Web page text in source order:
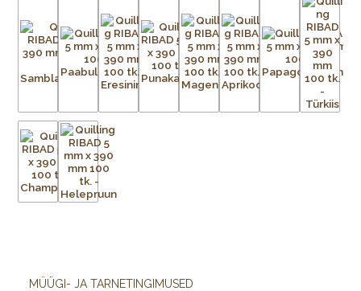
MÜÜGI- JA TARNETINGIMUSED